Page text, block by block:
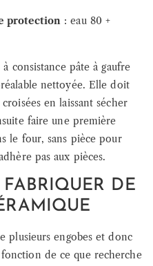
protection : eau 80 +
consistance pâte à gaufre
nettoyée. Elle doit
en laissant sécher
faire une première
le four, sans pièce pour
pas aux pièces.
FABRIQUER DE
plusieurs engobes et donc
de ce que recherche